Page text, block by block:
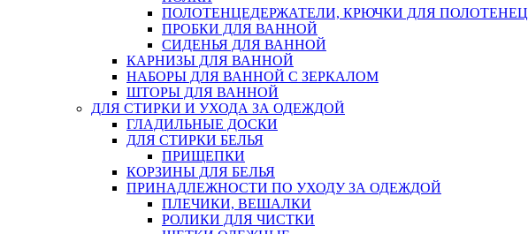
ПОЛОТЕНЦЕДЕРЖАТЕЛИ, КРЮЧКИ ДЛЯ ПОЛОТЕНЕЦ
ПРОБКИ ДЛЯ ВАННОЙ
СИДЕНЬЯ ДЛЯ ВАННОЙ
КАРНИЗЫ ДЛЯ ВАННОЙ
НАБОРЫ ДЛЯ ВАННОЙ С ЗЕРКАЛОМ
ШТОРЫ ДЛЯ ВАННОЙ
ДЛЯ СТИРКИ И УХОДА ЗА ОДЕЖДОЙ
ГЛАДИЛЬНЫЕ ДОСКИ
ДЛЯ СТИРКИ БЕЛЬЯ
ПРИЩЕПКИ
КОРЗИНЫ ДЛЯ БЕЛЬЯ
ПРИНАДЛЕЖНОСТИ ПО УХОДУ ЗА ОДЕЖДОЙ
ПЛЕЧИКИ, ВЕШАЛКИ
РОЛИКИ ДЛЯ ЧИСТКИ